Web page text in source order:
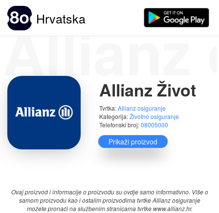
Hrvatska
Allianz
Allianz Život
Tvrtka:Allianz osiguranje
Kategorija:Životno osiguranje
Telefonski broj:08005000
Ocjene:-
Prikaži proizvod
Ovaj proizvod i informacije o proizvodu su ovdje samo informativno. Više o
samom proizvodu kao i ostalim proizvodima tvrtke Allianz osiguranje
možete pronaći na službenim stranicama tvrtke www.allianz.hr.